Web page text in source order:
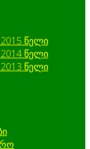
წელი
წელი
წელი